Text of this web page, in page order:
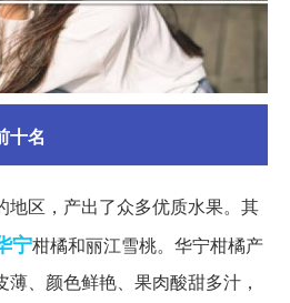
十名
地区，产出了众多优质水果。其
宁柑橘和丽江雪桃。华宁柑橘产
、颜色鲜艳、果肉酸甜多汁，